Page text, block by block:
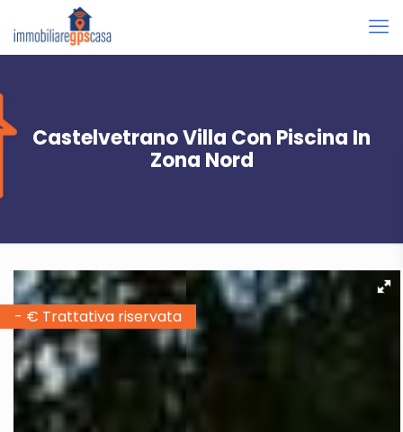
Castelvetrano Villa Con Piscina In
Zona Nord
- € Trattativa riservata